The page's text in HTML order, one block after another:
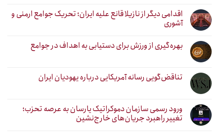
اقدامی دیگر از نازیلا قانع علیه ایران؛ تحریک جوامع ارمنی و
آشوری
بهره‌گیری از ورزش برای دستیابی به اهداف در جوامع
تناقض‌گویی رسانه آمریکایی درباره یهودیان ایران
ورود رسمی سازمان دموکراتیک یارسان به عرصه تحزب؛
تغییر راهبرد جریان‌های خارج‌نشین